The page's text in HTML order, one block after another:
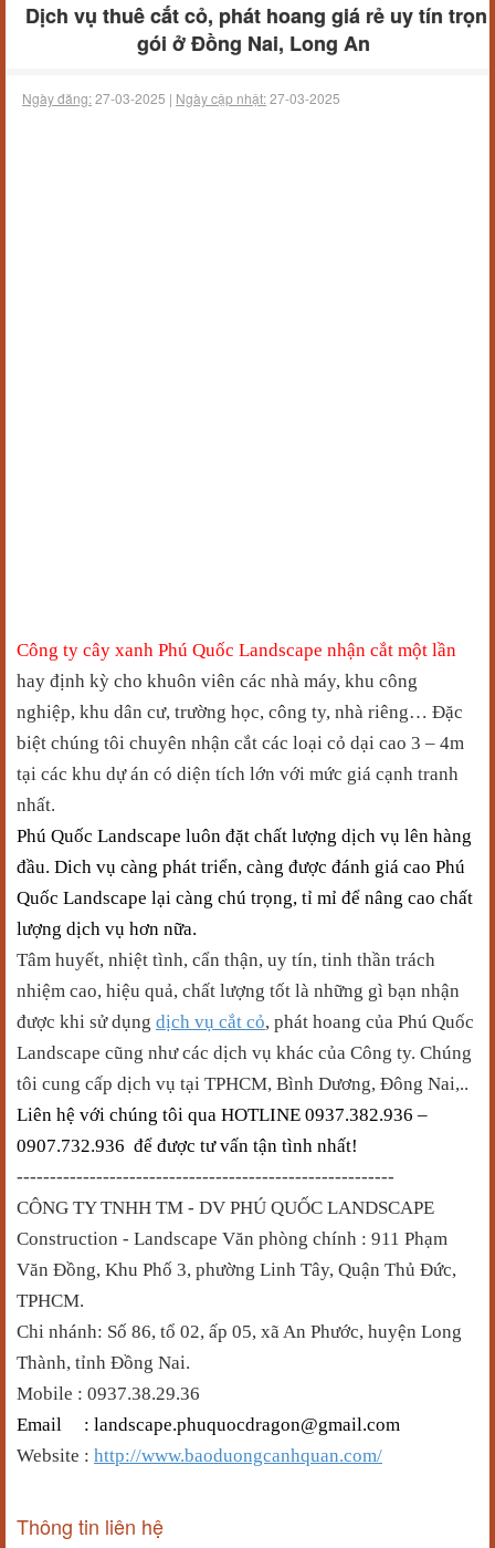
Dịch vụ thuê cắt cỏ, phát hoang giá rẻ uy tín trọn
gói ở Đồng Nai, Long An
Ngày đăng:27-03-2025 | Ngày cập nhật:27-03-2025
Công ty cây xanh Phú Quốc Landscape nhận cắt một lần
hay định kỳ cho khuôn viên các nhà máy, khu công
nghiệp, khu dân cư, trường học, công ty, nhà riêng… Đặc
biệt chúng tôi chuyên nhận cắt các loại cỏ dại cao 3 – 4m
tại các khu dự án có diện tích lớn với mức giá cạnh tranh
nhất.
Phú Quốc Landscape luôn đặt chất lượng dịch vụ lên hàng
đầu. Dich vụ càng phát triển, càng được đánh giá cao Phú
Quốc Landscape lại càng chú trọng, tỉ mỉ để nâng cao chất
lượng dịch vụ hơn nữa.
Tâm huyết, nhiệt tình, cẩn thận, uy tín, tinh thần trách
nhiệm cao, hiệu quả, chất lượng tốt là những gì bạn nhận
được khi sử dụng dịch vụ cắt cỏ, phát hoang của Phú Quốc
Landscape cũng như các dịch vụ khác của Công ty. Chúng
tôi cung cấp dịch vụ tại TPHCM, Bình Dương, Đông Nai,..
Liên hệ với chúng tôi qua HOTLINE 0937.382.936 –
0907.732.936 để được tư vấn tận tình nhất!
---------------------------------------------------------
CÔNG TY TNHH TM - DV PHÚ QUỐC LANDSCAPE
Construction - Landscape Văn phòng chính : 911 Phạm
Văn Đồng, Khu Phố 3, phường Linh Tây, Quận Thủ Đức,
TPHCM.
Chi nhánh: Số 86, tổ 02, ấp 05, xã An Phước, huyện Long
Thành, tỉnh Đồng Nai.
Mobile : 0937.38.29.36
Email : landscape.phuquocdragon@gmail.com
Website : http://www.baoduongcanhquan.com/
Thông tin liên hệ